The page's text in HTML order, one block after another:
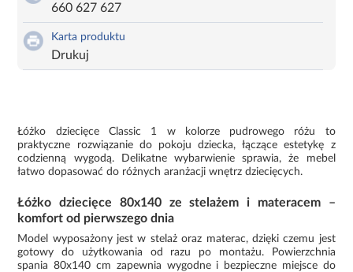
660 627 627
Karta produktu
Drukuj
Łóżko dziecięce Classic 1 w kolorze pudrowego różu to
praktyczne rozwiązanie do pokoju dziecka, łączące estetykę z
codzienną wygodą. Delikatne wybarwienie sprawia, że mebel
łatwo dopasować do różnych aranżacji wnętrz dziecięcych.
Łóżko dziecięce 80x140 ze stelażem i materacem –
komfort od pierwszego dnia
Model wyposażony jest w stelaż oraz materac, dzięki czemu jest
gotowy do użytkowania od razu po montażu. Powierzchnia
spania 80x140 cm zapewnia wygodne i bezpieczne miejsce do